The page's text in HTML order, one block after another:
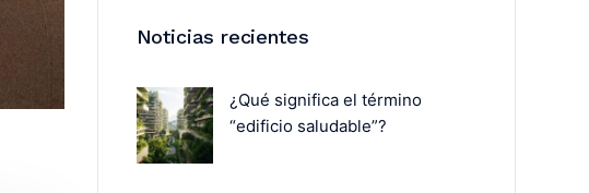
Noticias recientes
¿Qué significa el término
“edificio saludable”?